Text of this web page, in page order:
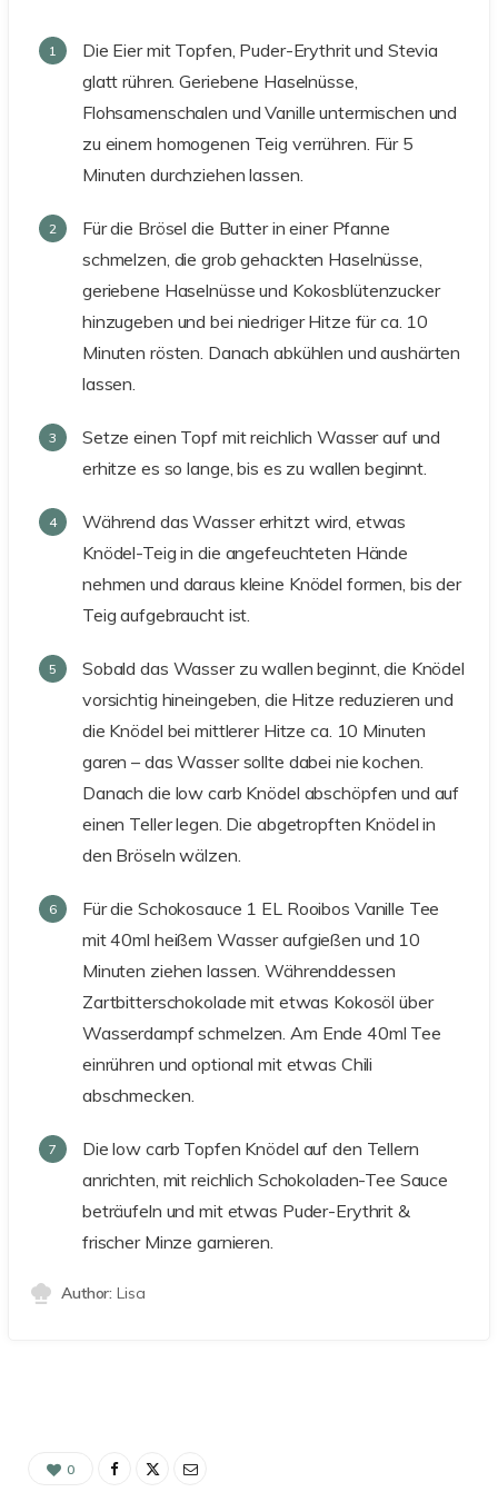
Die Eier mit Topfen, Puder-Erythrit und Stevia
glatt rühren. Geriebene Haselnüsse,
Flohsamenschalen und Vanille untermischen und
zu einem homogenen Teig verrühren. Für 5
Minuten durchziehen lassen.
Für die Brösel die Butter in einer Pfanne
schmelzen, die grob gehackten Haselnüsse,
geriebene Haselnüsse und Kokosblütenzucker
hinzugeben und bei niedriger Hitze für ca. 10
Minuten rösten. Danach abkühlen und aushärten
lassen.
Setze einen Topf mit reichlich Wasser auf und
erhitze es so lange, bis es zu wallen beginnt.
Während das Wasser erhitzt wird, etwas
Knödel-Teig in die angefeuchteten Hände
nehmen und daraus kleine Knödel formen, bis der
Teig aufgebraucht ist.
Sobald das Wasser zu wallen beginnt, die Knödel
vorsichtig hineingeben, die Hitze reduzieren und
die Knödel bei mittlerer Hitze ca. 10 Minuten
garen – das Wasser sollte dabei nie kochen.
Danach die low carb Knödel abschöpfen und auf
einen Teller legen. Die abgetropften Knödel in
den Bröseln wälzen.
Für die Schokosauce 1 EL Rooibos Vanille Tee
mit 40ml heißem Wasser aufgießen und 10
Minuten ziehen lassen. Währenddessen
Zartbitterschokolade mit etwas Kokosöl über
Wasserdampf schmelzen. Am Ende 40ml Tee
einrühren und optional mit etwas Chili
abschmecken.
Die low carb Topfen Knödel auf den Tellern
anrichten, mit reichlich Schokoladen-Tee Sauce
beträufeln und mit etwas Puder-Erythrit &
frischer Minze garnieren.
Author:Lisa
0